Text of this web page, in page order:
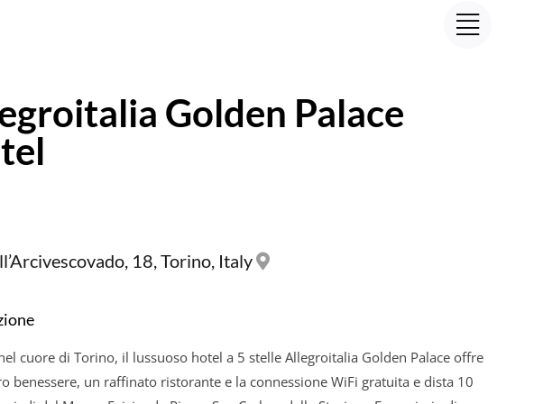
Golden Palace
18, Torino, Italy
cuore di Torino, il lussuoso hotel a 5 stelle Allegroitalia Golden Palace offre
benessere, un raffinato ristorante e la connessione WiFi gratuita e dista 10